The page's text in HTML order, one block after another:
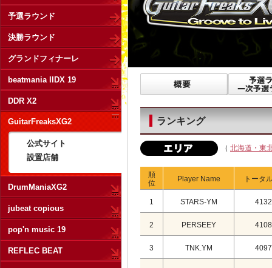
ランキング
（ 北海道・東
順
位
Player Name トータ
1 STARS-YM
2 PERSEEY
3 TNK.YM
予選ラウンド
決勝ラウンド
グランドフィナーレ
beatmania IIDX 19
DDR X2
GuitarFreaksXG2
公式サイト
設置店舗
DrumManiaXG2
jubeat copious
pop'n music 19
REFLEC BEAT